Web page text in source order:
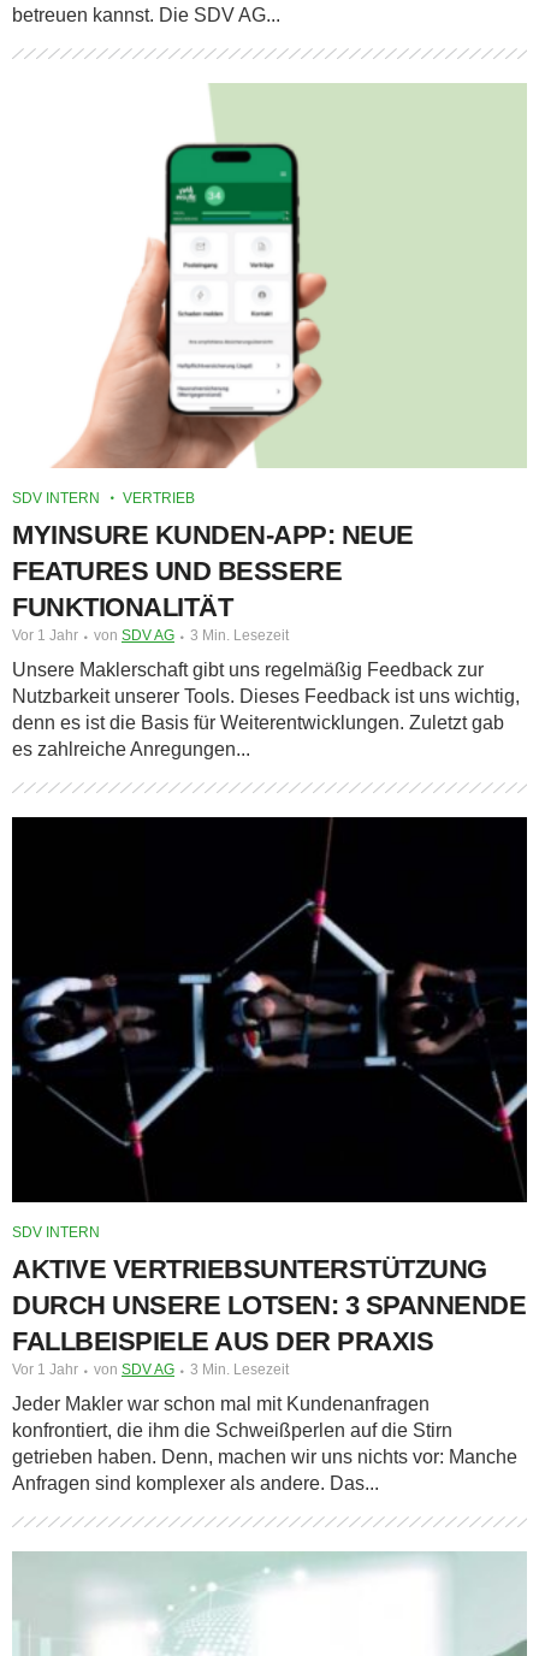
betreuen kannst. Die SDV AG...
SDV INTERN VERTRIEB
MYINSURE KUNDEN-APP: NEUE
FEATURES UND BESSERE
FUNKTIONALITÄT
Vor 1 Jahr von SDV AG 3 Min. Lesezeit
Unsere Maklerschaft gibt uns regelmäßig Feedback zur
Nutzbarkeit unserer Tools. Dieses Feedback ist uns wichtig,
denn es ist die Basis für Weiterentwicklungen. Zuletzt gab
es zahlreiche Anregungen...
SDV INTERN
AKTIVE VERTRIEBSUNTERSTÜTZUNG
DURCH UNSERE LOTSEN: 3 SPANNENDE
FALLBEISPIELE AUS DER PRAXIS
Vor 1 Jahr von SDV AG 3 Min. Lesezeit
Jeder Makler war schon mal mit Kundenanfragen
konfrontiert, die ihm die Schweißperlen auf die Stirn
getrieben haben. Denn, machen wir uns nichts vor: Manche
Anfragen sind komplexer als andere. Das...